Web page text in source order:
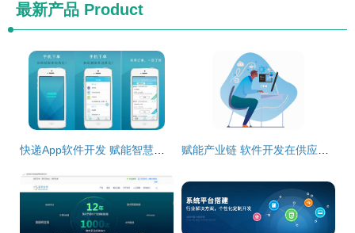
最新产品 Product